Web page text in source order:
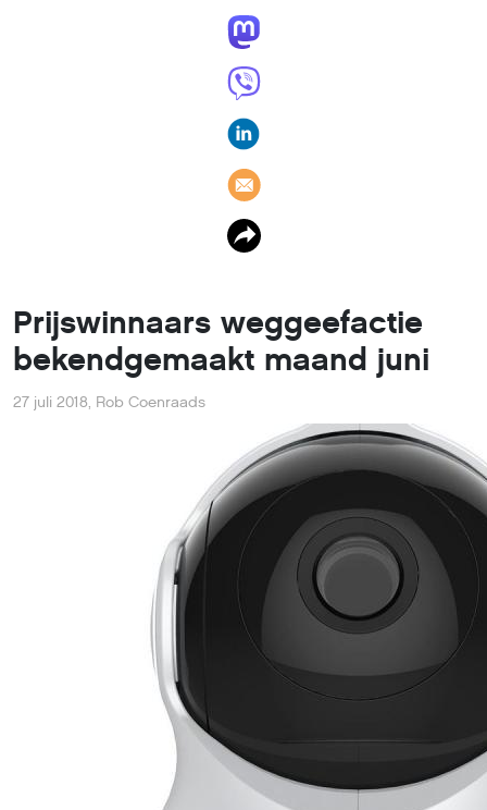
Prijswinnaars weggeefactie
bekendgemaakt maand juni
27 juli 2018, Rob Coenraads